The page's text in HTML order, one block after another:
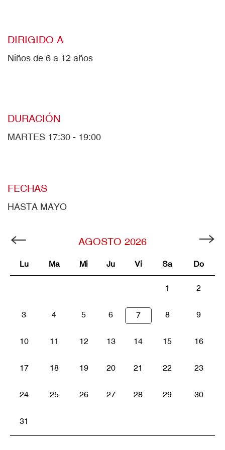
DIRIGIDO A
Niños de 6 a 12 años
DURACIÓN
MARTES 17:30 - 19:00
FECHAS
HASTA MAYO
AGOSTO 2026
Lu Ma Mi Ju Vi Sa Do
1 2
3 4 5 6 7 8 9
10 11 12 13 14 15 16
17 18 19 20 21 22 23
24 25 26 27 28 29 30
31